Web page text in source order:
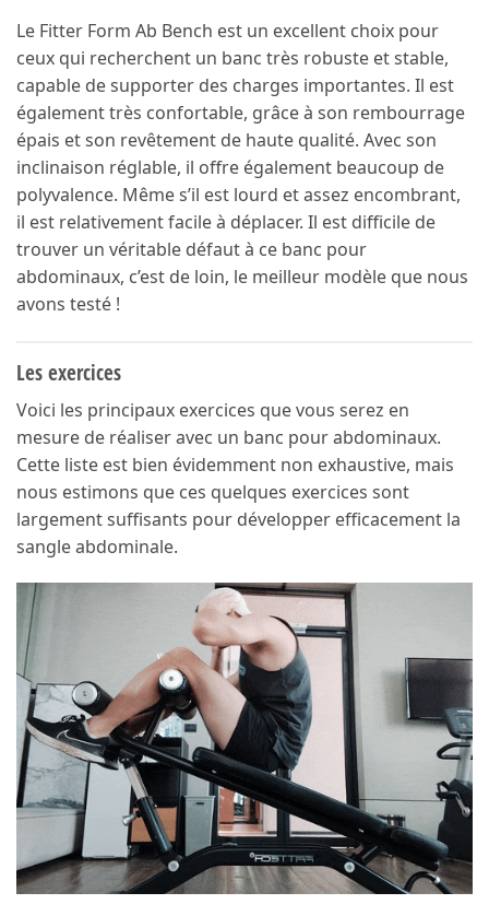
Le Fitter Form Ab Bench est un excellent choix pour
ceux qui recherchent un banc très robuste et stable,
capable de supporter des charges importantes. Il est
également très confortable, grâce à son rembourrage
épais et son revêtement de haute qualité. Avec son
inclinaison réglable, il offre également beaucoup de
polyvalence. Même s’il est lourd et assez encombrant,
il est relativement facile à déplacer. Il est difficile de
trouver un véritable défaut à ce banc pour
abdominaux, c’est de loin, le meilleur modèle que nous
avons testé !
Les exercices
Voici les principaux exercices que vous serez en
mesure de réaliser avec un banc pour abdominaux.
Cette liste est bien évidemment non exhaustive, mais
nous estimons que ces quelques exercices sont
largement suffisants pour développer efficacement la
sangle abdominale.